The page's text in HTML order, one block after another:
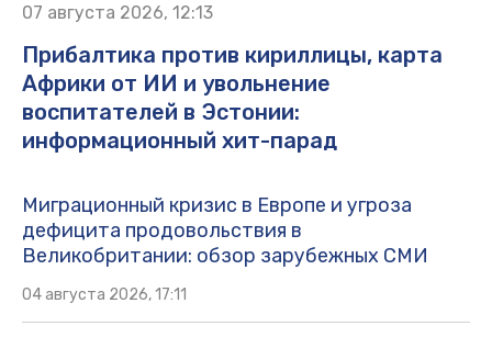
07 августа 2026, 12:13
Прибалтика против кириллицы, карта
Африки от ИИ и увольнение
воспитателей в Эстонии:
информационный хит-парад
Миграционный кризис в Европе и угроза
дефицита продовольствия в
Великобритании: обзор зарубежных СМИ
04 августа 2026, 17:11